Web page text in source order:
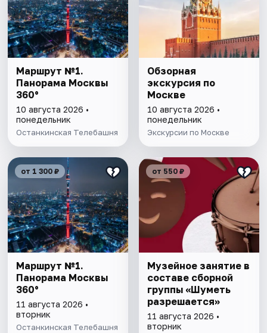
Маршрут №1.
Панорама Москвы
360°
10 августа 2026 •
понедельник
Останкинская Телебашня
Обзорная
экскурсия по
Москве
10 августа 2026 •
понедельник
Экскурсии по Москве
от 1 300 ₽
Маршрут №1.
Панорама Москвы
360°
11 августа 2026 •
вторник
Останкинская Телебашня
от 550 ₽
Музейное занятие в
составе сборной
группы «Шуметь
разрешается»
11 августа 2026 •
вторник